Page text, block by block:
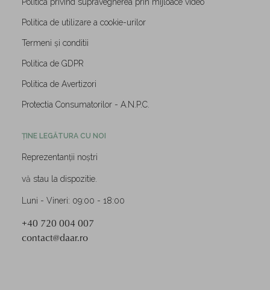
Politica de utilizare a cookie-urilor
Termeni și conditii
Politica de GDPR
Politica de Avertizori
Protectia Consumatorilor - A.N.P.C.
ȚINE LEGĂTURA CU NOI
Reprezentanții noștri
vă stau la dispozitie.
Luni - Vineri: 09:00 - 18:00
+40 720 004 007
contact@daar.ro